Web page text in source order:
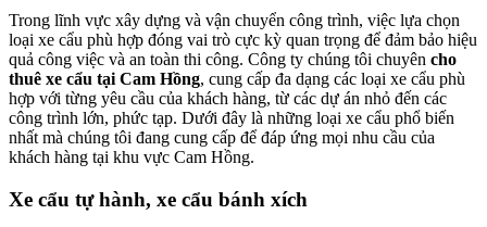
Trong lĩnh vực xây dựng và vận chuyển công trình, việc lựa chọn
loại xe cẩu phù hợp đóng vai trò cực kỳ quan trọng để đảm bảo hiệu
quả công việc và an toàn thi công. Công ty chúng tôi chuyên cho
thuê xe cẩu tại Cam Hồng, cung cấp đa dạng các loại xe cẩu phù
hợp với từng yêu cầu của khách hàng, từ các dự án nhỏ đến các
công trình lớn, phức tạp. Dưới đây là những loại xe cẩu phổ biến
nhất mà chúng tôi đang cung cấp để đáp ứng mọi nhu cầu của
khách hàng tại khu vực Cam Hồng.
Xe cẩu tự hành, xe cẩu bánh xích